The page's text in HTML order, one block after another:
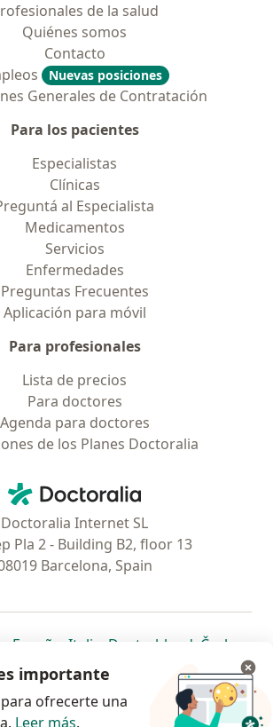
de la salud
Quiénes somos
Contacto
Nuevas posiciones
Generales de Contratación
Para los pacientes
Especialistas
Clínicas
al Especialista
Medicamentos
Servicios
Enfermedades
Preguntas Frecuentes
Aplicación para móvil
Para profesionales
Lista de precios
Para doctores
Agenda para doctores
de los Planes Doctoralia
Doctoralia - Página de inicio
Doctoralia Internet SL
Pla 2 - Building B2, floor 13
Barcelona, Spain
en una nueva pestaña
se abre en una nueva pestaña
España se abre en una nueva pestaña
Italia se abre en una nueva
Deutschlandse abre en
Česko
en una nueva pestaña
se abre en una nueva pestaña
Chile se abre en una nueva pestaña
Brasil se abre en una nueva
se abre en
se
se abre en una nueva
© 2026 - Encontrá tu
importante
ofrecerte una
Leer más.